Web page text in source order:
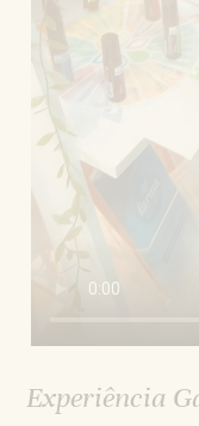
Experiência